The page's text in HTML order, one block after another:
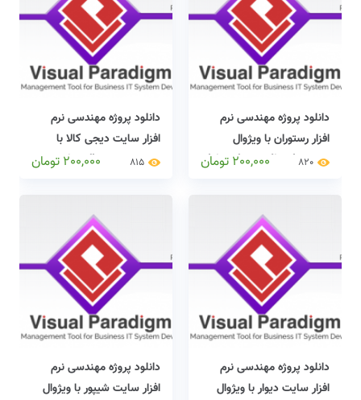
دانلود پروژه مهندسی نرم
افزار رستوران با ویژوال
پارادایم(visual paradigm)
820
200,000 تومان
دانلود پروژه مهندسی نرم
افزار سایت دیجی کالا با
ویژوال پارادایم(visual
815
200,000 تومان
دانلود پروژه مهندسی نرم
افزار سایت دیوار با ویژوال
دانلود پروژه مهندسی نرم
افزار سایت شیپور با ویژوال